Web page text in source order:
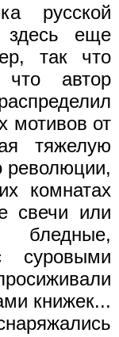
русской
здесь еще
так что
что автор
мотивов от
тяжелую
революции,
комнатах
свечи или
бледные,
суровыми
книжек...